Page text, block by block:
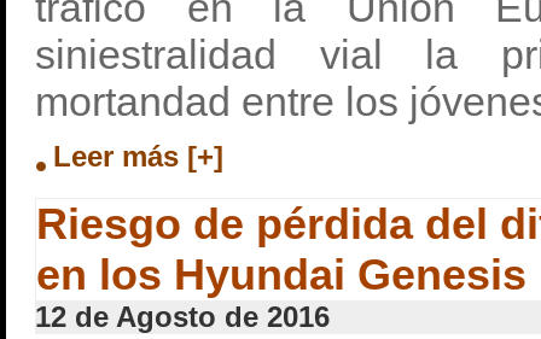
siniestralidad vial la
mortandad entre los
Leer más [+]
Riesgo de pérdida del
en los Hyundai Genesis
12 de Agosto de 2016